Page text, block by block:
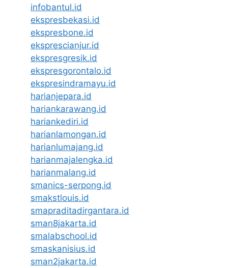
infobantul.id
ekspresbekasi.id
ekspresbone.id
eksprescianjur.id
ekspresgresik.id
ekspresgorontalo.id
ekspresindramayu.id
harianjepara.id
hariankarawang.id
hariankediri.id
harianlamongan.id
harianlumajang.id
harianmajalengka.id
harianmalang.id
smanics-serpong.id
smakstlouis.id
smapraditadirgantara.id
sman8jakarta.id
smalabschool.id
smaskanisius.id
sman2jakarta.id